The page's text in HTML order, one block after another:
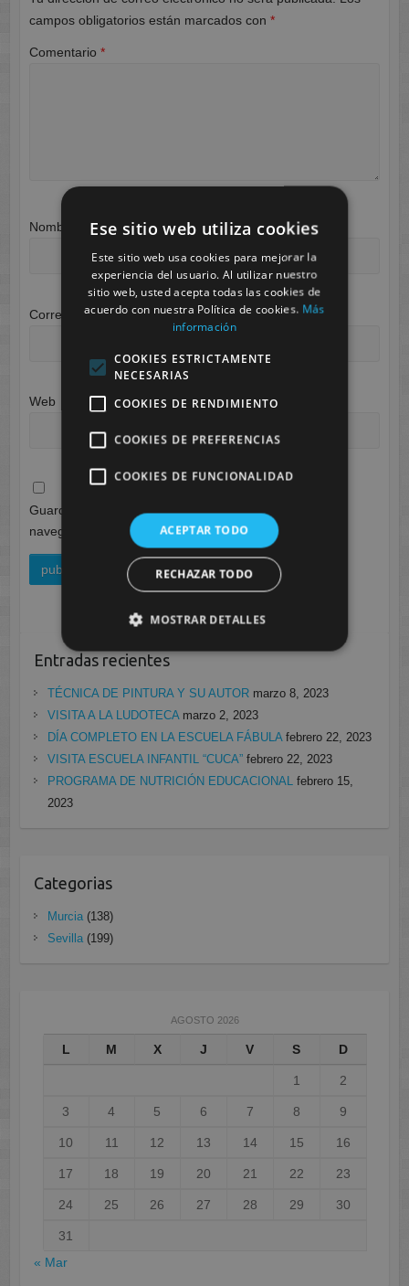
campos obligatorios están marcados con *
Comentario *
Nombre
Correo electrónico*
Web
Guarda mi nombre, correo electrónico y web en este
navegador para la próxima vez que comente.
Entradas recientes
TÉCNICA DE PINTURA Y SU AUTOR marzo 8, 2023
VISITA A LA LUDOTECA marzo 2, 2023
DÍA COMPLETO EN LA ESCUELA FÁBULA febrero 22, 2023
VISITA ESCUELA INFANTIL “CUCA” febrero 22, 2023
PROGRAMA DE NUTRICIÓN EDUCACIONAL febrero 15,
2023
Categorias
Murcia(138)
Sevilla(199)
AGOSTO 2026
L M X J V S D
1 2
3 4 5 6 7 8 9
10 11 12 13 14 15 16
17 18 19 20 21 22 23
24 25 26 27 28 29 30
31
« Mar
Ese sitio web utiliza cookies
Este sitio web usa cookies para mejorar la
experiencia del usuario. Al utilizar nuestro
sitio web, usted acepta todas las cookies de
acuerdo con nuestra Política de cookies. Más
información
COOKIES ESTRICTAMENTE
NECESARIAS
COOKIES DE RENDIMIENTO
COOKIES DE PREFERENCIAS
COOKIES DE FUNCIONALIDAD
ACEPTAR TODO
RECHAZAR TODO
MOSTRAR DETALLES